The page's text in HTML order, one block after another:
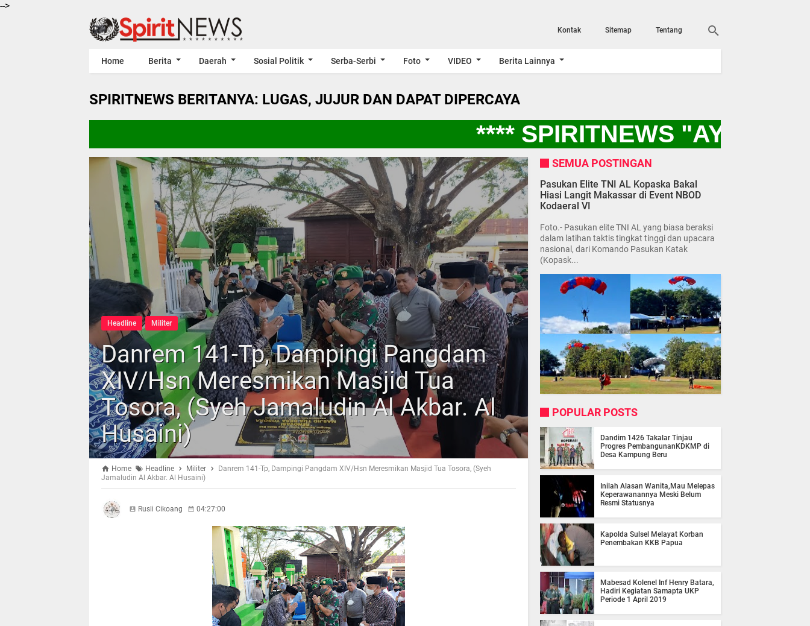
-->
Kontak Sitemap Tentang
Home Berita Daerah Sosial Politik Serba-Serbi Foto VIDEO Berita Lainnya
SPIRITNEWS BERITANYA: LUGAS, JUJUR DAN DAPAT DIPERCAYA
**** SPIRITNEWS "AYO KITA
Headline Militer
Danrem 141-Tp, Dampingi Pangdam
XIV/Hsn Meresmikan Masjid Tua
Tosora, (Syeh Jamaludin Al Akbar. Al
Husaini)
Home Headline Militer
Danrem 141-Tp, Dampingi Pangdam XIV/Hsn Meresmikan Masjid Tua Tosora, (Syeh
Jamaludin Al Akbar. Al Husaini)
Rusli Cikoang 04:27:00
SEMUA POSTINGAN
Pasukan Elite TNI AL Kopaska Bakal
Hiasi Langit Makassar di Event NBOD
Kodaeral VI
Foto.- Pasukan elite TNI AL yang biasa beraksi
dalam latihan taktis tingkat tinggi dan upacara
nasional, dari Komando Pasukan Katak
(Kopask...
POPULAR POSTS
Dandim 1426 Takalar Tinjau
Progres PembangunanKDKMP di
Desa Kampung Beru
Inilah Alasan Wanita,Mau Melepas
Keperawanannya Meski Belum
Resmi Statusnya
Kapolda Sulsel Melayat Korban
Penembakan KKB Papua
Mabesad Kolenel Inf Henry Batara,
Hadiri Kegiatan Samapta UKP
Periode 1 April 2019